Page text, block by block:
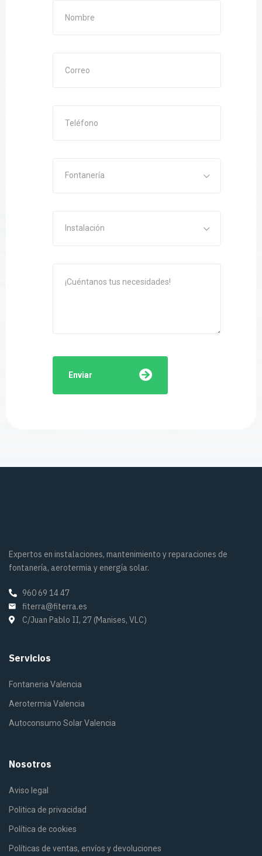
Fontanería
Instalación
Enviar
Expertos en instalaciones, mantenimiento y reparaciones de
fontanería, aerotermia y energía solar.
960 69 14 47
fiterra@fiterra.es
C/Juan Pablo II, 27 (Manises, VLC)
Servicios
Fontaneria Valencia
Aerotermia Valencia
Autoconsumo Solar Valencia
Nosotros
Aviso legal
Politica de privacidad
Política de cookies
Políticas de ventas, envíos y devoluciones